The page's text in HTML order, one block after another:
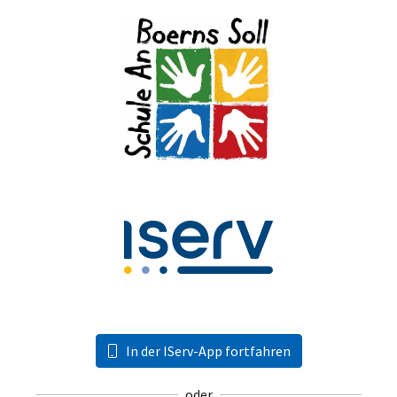
In der IServ-App fortfahren